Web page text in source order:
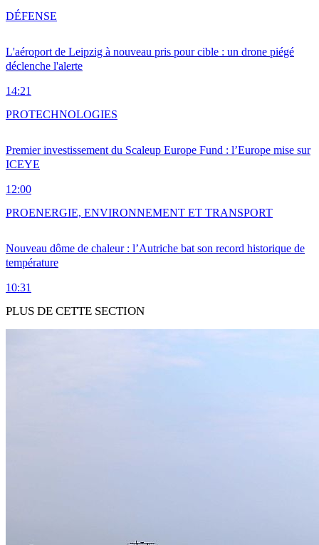
L'aéroport de Leipzig à nouveau pris pour cible : un drone piégé
déclenche l'alerte
14:21
DÉFENSE
Premier investissement du Scaleup Europe Fund : l’Europe mise sur
ICEYE
12:00
PROTECHNOLOGIES
Nouveau dôme de chaleur : l’Autriche bat son record historique de
température
10:31
PROENERGIE, ENVIRONNEMENT ET TRANSPORT
PLUS DE CETTE SECTION